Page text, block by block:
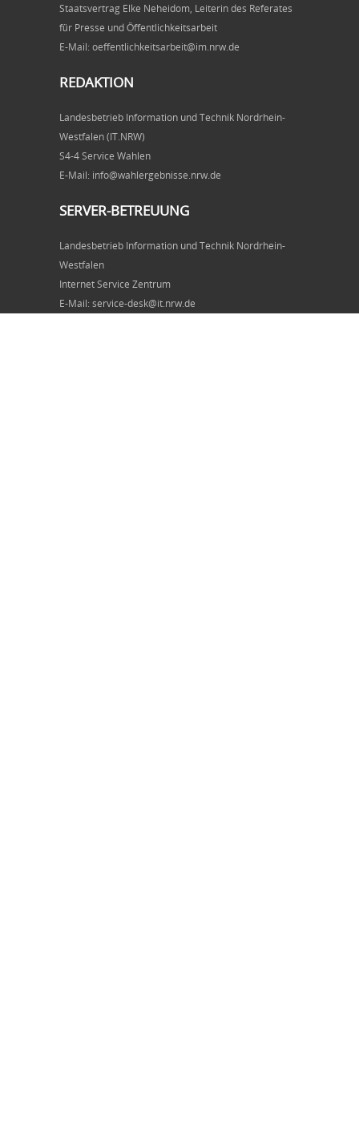
Staatsvertrag Elke Neheidom, Leiterin des Referates
für Presse und Öffentlichkeitsarbeit
E-Mail: oeffentlichkeitsarbeit@im.nrw.de
REDAKTION
Landesbetrieb Information und Technik Nordrhein-
Westfalen (IT.NRW)
S4-4 Service Wahlen
E-Mail: info@wahlergebnisse.nrw.de
SERVER-BETREUUNG
Landesbetrieb Information und Technik Nordrhein-
Westfalen
Internet Service Zentrum
E-Mail: service-desk@it.nrw.de